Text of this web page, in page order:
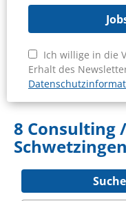
Ich willige in die
Erhalt des
8 Consulting
Schwetzingen